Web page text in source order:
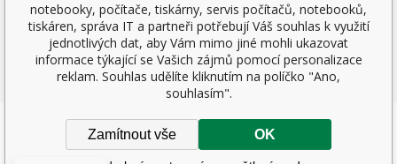
Copyright © 2026 Ing. Antonín Pohludka
Všechna práva vyhrazena.
notebooky, počítače, tiskárny, servis počítačů, notebooků,
tiskáren, správa IT a partneři potřebují Váš souhlas k využití
jednotlivých dat, aby Vám mimo jiné mohli ukazovat
informace týkající se Vašich zájmů pomocí personalizace
reklam. Souhlas udělíte kliknutím na políčko "Ano,
souhlasím".
Zamítnout vše OK